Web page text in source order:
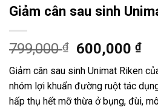
Giảm cân sau sinh
799,000₫ 600,000₫
Giảm cân sau sinh Unimat Riken
nhóm lợi khuẩn đường ruột tác
hấp thụ hết mỡ thừa ở bụng, đùi,